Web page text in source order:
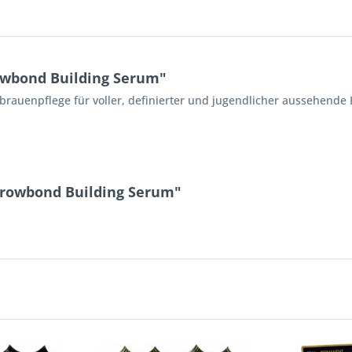
Building Serum"
für voller, definierter und jugendlicher
Building Serum"